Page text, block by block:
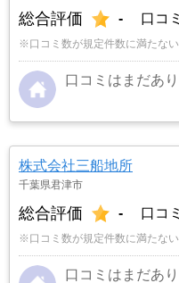
総合評価 - 口コ
※口コミ数が規定件数に満たな
口コミはまだあ
株式会社三船地所
千葉県君津市
総合評価 - 口コ
※口コミ数が規定件数に満たな
口コミはまだあ